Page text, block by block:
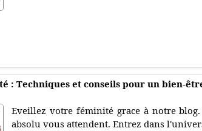
: Techniques et conseils pour un bien-
Eveillez votre féminité grace à notre
absolu vous attendent. Entrez dans